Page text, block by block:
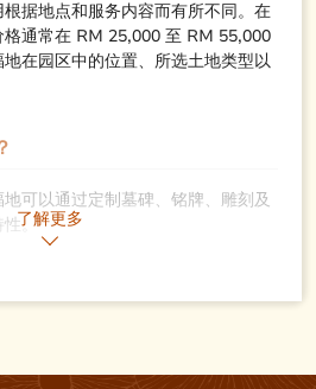
据地点和服务内容而有所不同。在
通常在 RM 25,000 至 RM 55,000
在园区中的位置、所选土地类型以
可以通过定制墓碑、铭牌、雕刻及
性。
了解更多